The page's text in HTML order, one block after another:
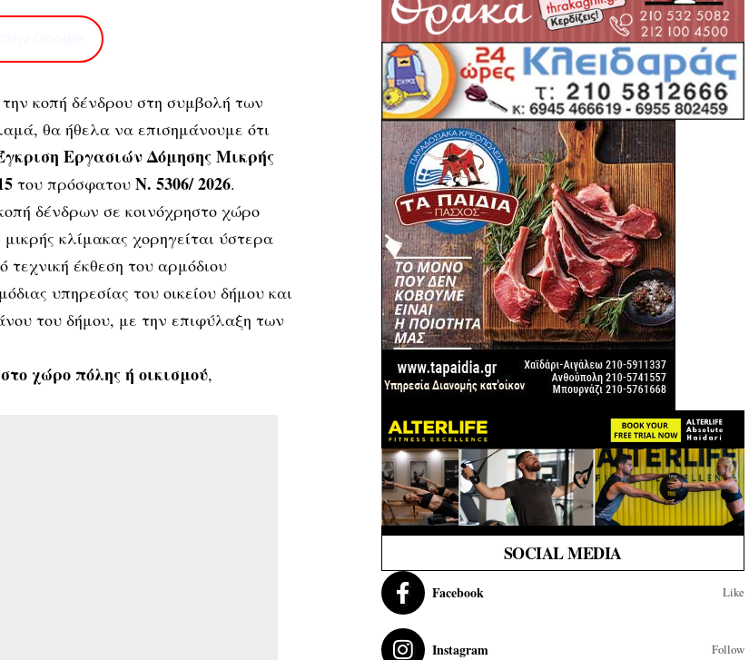
κοπή δένδρου στη συμβολή των
, θα ήθελα να επισημάνουμε ότι
Εργασιών Δόμησης Μικρής
του πρόσφατου Ν. 5306/ 2026.
δένδρων σε κοινόχρηστο χώρο
κλίμακας χορηγείται ύστερα
τεχνική έκθεση του αρμόδιου
υπηρεσίας του οικείου δήμου και
του δήμου, με την επιφύλαξη των
χώρο πόλης ή οικισμού,
SOCIAL MEDIA
Facebook Like
Instagram Follow